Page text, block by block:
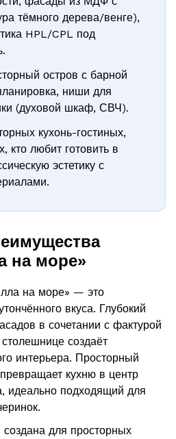
тёмного дерева/венге),
HPL/CPL под
остров с барной
ниши для
(духовой шкаф, СВЧ).
кухонь-гостиных,
кто любит готовить в
эстетику с
на море»
на море» — это
вкуса. Глубокий
в сочетании с фактурой
создаёт
интерьера. Просторный
кухню в центр
идеально подходящий для
для просторных